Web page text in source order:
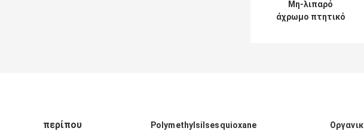
Μη-λιπαρό
άχρωμο πτητικό
περίπου Polymethylsilsesquioxane